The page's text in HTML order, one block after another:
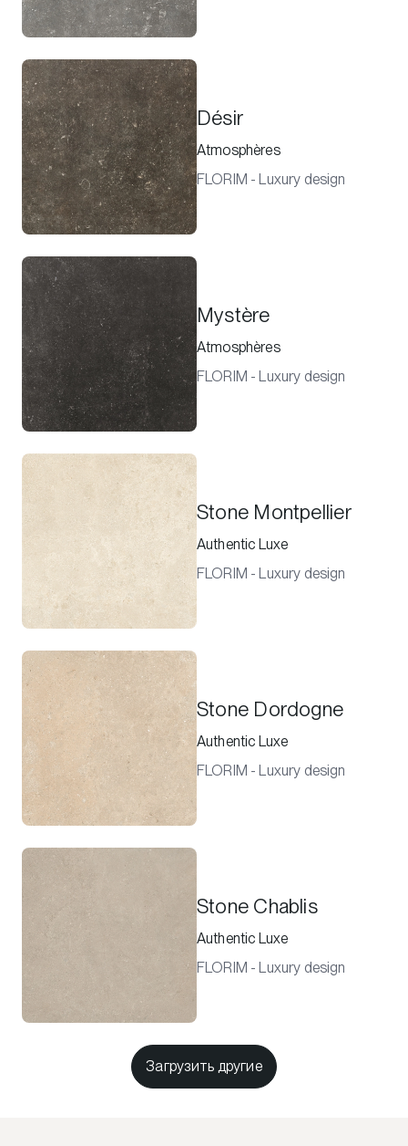
Désir
Atmosphères
FLORIM - Luxury design
Mystère
Atmosphères
FLORIM - Luxury design
Stone Montpellier
Authentic Luxe
FLORIM - Luxury design
Stone Dordogne
Authentic Luxe
FLORIM - Luxury design
Stone Chablis
Authentic Luxe
FLORIM - Luxury design
Загрузить другие